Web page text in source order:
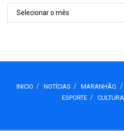
INICIO NOTÍCIAS MARANHÃO.
ESPORTE
CULTURA